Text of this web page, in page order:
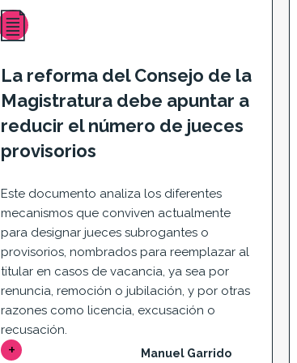
La reforma del Consejo de la
Magistratura debe apuntar a
reducir el número de jueces
provisorios
Este documento analiza los diferentes
mecanismos que conviven actualmente
para designar jueces subrogantes o
provisorios, nombrados para reemplazar al
titular en casos de vacancia, ya sea por
renuncia, remoción o jubilación, y por otras
razones como licencia, excusación o
recusación.
Manuel Garrido